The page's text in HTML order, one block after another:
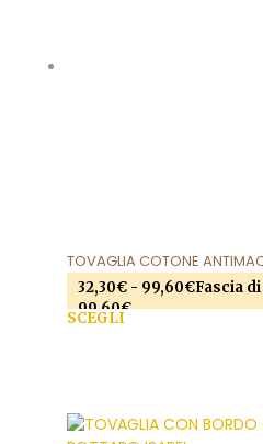
TOVAGLIA COTONE
32,30€ - 99,60€Fascia
99,60€
SCEGLI